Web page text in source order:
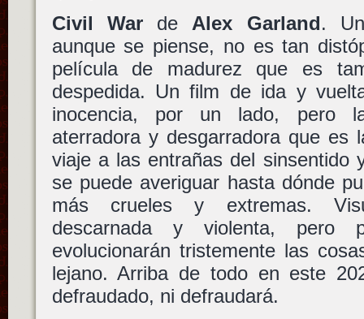
Civil Warde Alex Garland.
aunque se piense, no es tan
película de madurez que es
despedida. Un film de ida y
inocencia, por un lado, pero
aterradora y desgarradora que es
viaje a las entrañas del sinsentido
se puede averiguar hasta dónde
más crueles y extremas.
descarnada y violenta, pero
evolucionarán tristemente las
lejano. Arriba de todo en este
defraudado, ni defraudará.